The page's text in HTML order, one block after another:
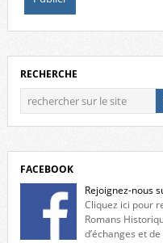
RECHERCHE
FACEBOOK
Rejoignez-nous
Cliquez ici pour
Romans
d’échanges et